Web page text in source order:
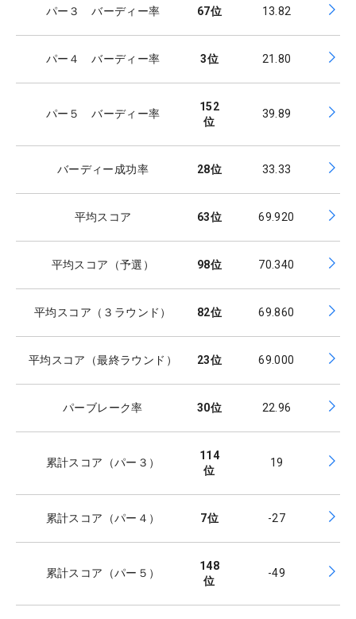
パー３ バーディー率 67位 13.82
パー４ バーディー率 3位 21.80
パー５ バーディー率
152
位
39.89
バーディー成功率 28位 33.33
平均スコア 63位 69.920
平均スコア（予選） 98位 70.340
平均スコア（３ラウンド） 82位 69.860
平均スコア（最終ラウンド） 23位 69.000
パーブレーク率 30位 22.96
累計スコア（パー３）
114
位
19
累計スコア（パー４） 7位 -27
累計スコア（パー５）
148
位
-49